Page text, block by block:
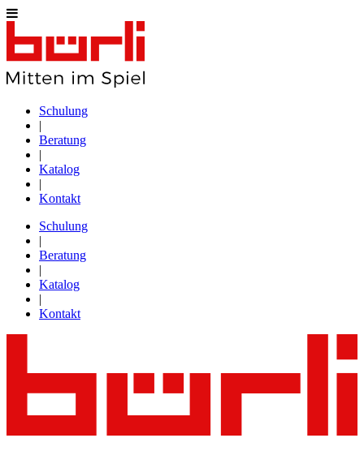
Schulung
|
Beratung
|
Katalog
|
Kontakt
Schulung
|
Beratung
|
Katalog
|
Kontakt